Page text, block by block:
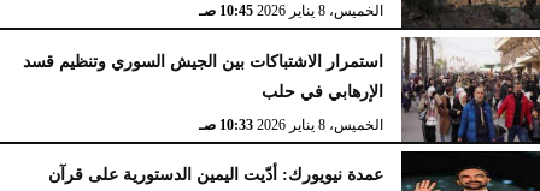
الخميس، 8 يناير 2026 10:45 صـ
استمرار الاشتباكات بين الجيش السوري وتنظيم قسد
الإرهابي في حلب
الخميس، 8 يناير 2026 10:33 صـ
عمدة نيويورك: أدّيت اليمين الدستورية على قرآن